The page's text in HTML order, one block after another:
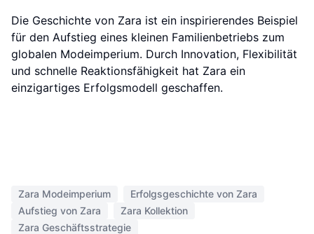
Die Geschichte von Zara ist ein inspirierendes Beispiel
für den Aufstieg eines kleinen Familienbetriebs zum
globalen Modeimperium. Durch Innovation, Flexibilität
und schnelle Reaktionsfähigkeit hat Zara ein
einzigartiges Erfolgsmodell geschaffen.
Zara Modeimperium
Erfolgsgeschichte von Zara
Aufstieg von Zara
Zara Kollektion
Zara Geschäftsstrategie